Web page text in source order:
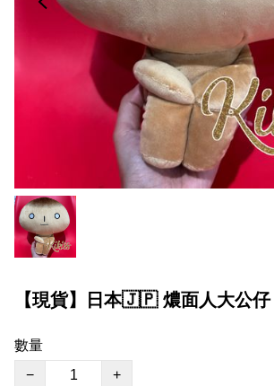
【現貨】日本🇯🇵 燶面人大公仔
數量
−
+